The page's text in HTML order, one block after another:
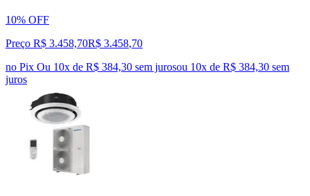
10% OFF
Preço R$ 3.458,70R$ 3.458,70
no Pix Ou 10x de R$ 384,30 sem jurosou 10x de R$ 384,30 sem
juros